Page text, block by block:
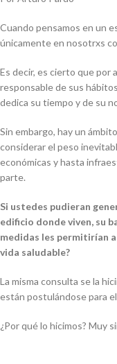
Cuando pensamos en un
únicamente en nosotrxs
Es decir, es cierto que por
responsable de sus
dedica su tiempo y de su
Sin embargo, hay un
considerar el peso
económicas y hasta
parte.
Si ustedes pudieran
edificio donde viven, su
medidas les permitirían
vida saludable?
La misma consulta se la
están postulándose para
¿Por qué lo hicimos? Muy